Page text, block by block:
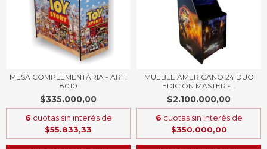
MESA COMPLEMENTARIA - ART.
8010
$335.000,00
6 cuotas sin interés de
$55.833,33
MUEBLE AMERICANO 24 DUO
EDICIÓN MASTER -...
$2.100.000,00
6 cuotas sin interés de
$350.000,00